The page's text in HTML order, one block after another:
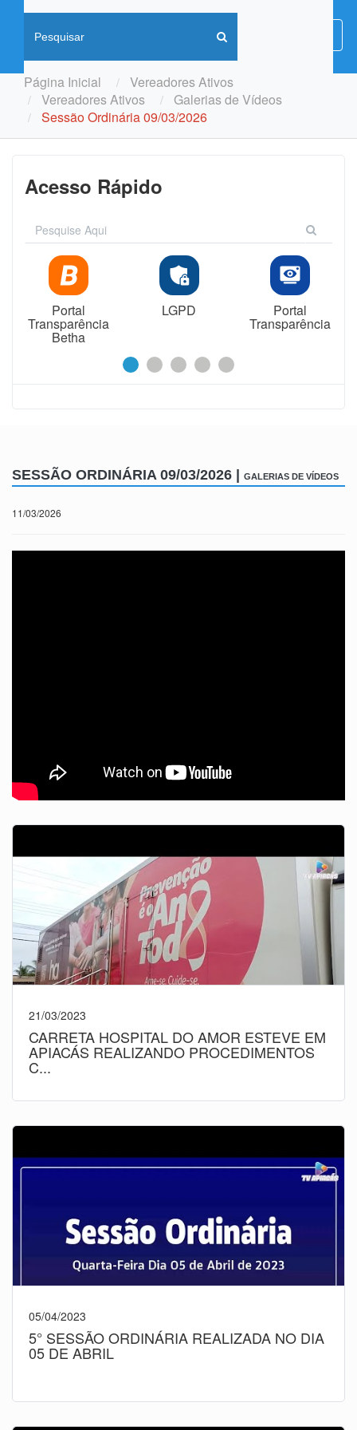
de
Página Inicial
Vereadores Ativos
Vereadores Ativos
Galerias de Vídeos
Sessão Ordinária 09/03/2026
Acesso Rápido
Portal
Transparência
Betha
LGPD Portal
Transparência
SESSÃO ORDINÁRIA 09/03/2026 | GALERIAS DE VÍDEOS
11/03/2026
21/03/2023
CARRETA HOSPITAL DO AMOR ESTEVE EM
APIACÁS REALIZANDO PROCEDIMENTOS
C...
05/04/2023
5° SESSÃO ORDINÁRIA REALIZADA NO DIA
05 DE ABRIL